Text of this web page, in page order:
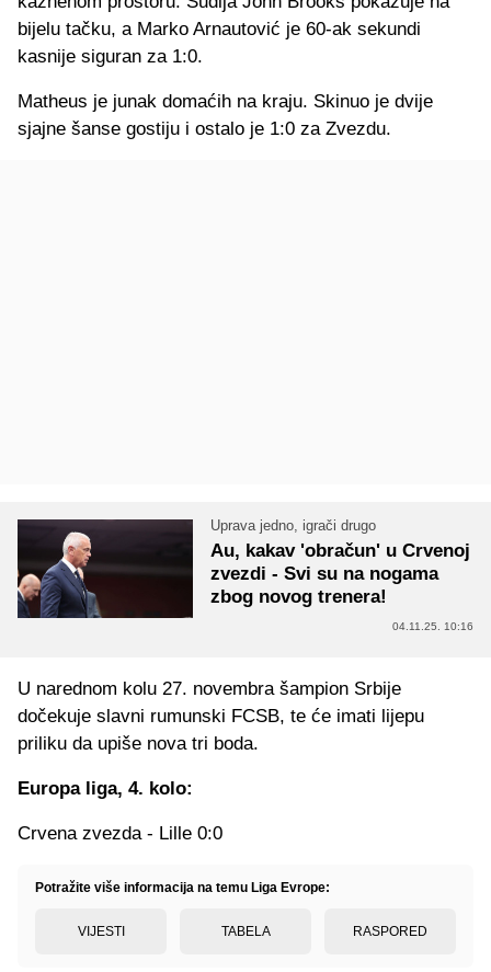
bijelu tačku, a Marko Arnautović je 60-ak sekundi
kasnije siguran za 1:0.
Matheus je junak domaćih na kraju. Skinuo je dvije
sjajne šanse gostiju i ostalo je 1:0 za Zvezdu.
Uprava jedno, igrači drugo
Au, kakav 'obračun' u Crvenoj
zvezdi - Svi su na nogama
zbog novog trenera!
04.11.25. 10:16
U narednom kolu 27. novembra šampion Srbije
dočekuje slavni rumunski FCSB, te će imati lijepu
priliku da upiše nova tri boda.
Europa liga, 4. kolo:
Crvena zvezda - Lille 0:0
Potražite više informacija na temu Liga Evrope:
VIJESTI TABELA RASPORED